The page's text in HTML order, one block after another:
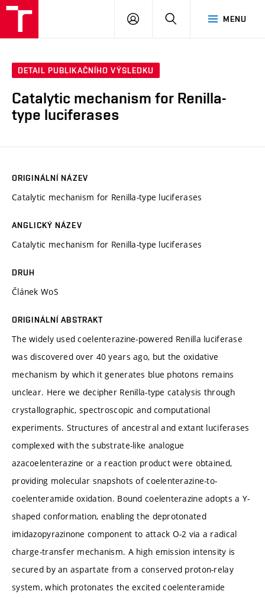
MENU
PŘIHLÁSIT
DETAIL PUBLIKAČNÍHO VÝSLEDKU
Catalytic mechanism for Renilla-
type luciferases
ORIGINÁLNÍ NÁZEV
Catalytic mechanism for Renilla-type luciferases
ANGLICKÝ NÁZEV
Catalytic mechanism for Renilla-type luciferases
DRUH
Článek WoS
ORIGINÁLNÍ ABSTRAKT
The widely used coelenterazine-powered Renilla luciferase
was discovered over 40 years ago, but the oxidative
mechanism by which it generates blue photons remains
unclear. Here we decipher Renilla-type catalysis through
crystallographic, spectroscopic and computational
experiments. Structures of ancestral and extant luciferases
complexed with the substrate-like analogue
azacoelenterazine or a reaction product were obtained,
providing molecular snapshots of coelenterazine-to-
coelenteramide oxidation. Bound coelenterazine adopts a Y-
shaped conformation, enabling the deprotonated
imidazopyrazinone component to attack O-2 via a radical
charge-transfer mechanism. A high emission intensity is
secured by an aspartate from a conserved proton-relay
system, which protonates the excited coelenteramide